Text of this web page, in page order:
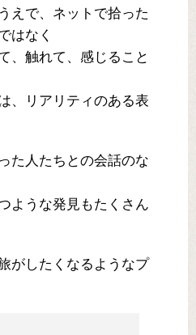
えで、ネットで拾った
はなく
、触れて、感じること
、リアリティのある表
た人たちとの会話のな
ような発見もたくさん
がしたくなるようなプ